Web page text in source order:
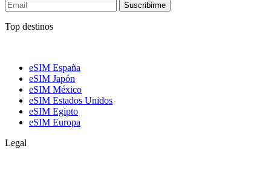
Suscribirme
Top destinos
eSIM España
eSIM Japón
eSIM México
eSIM Estados Unidos
eSIM Egipto
eSIM Europa
Legal